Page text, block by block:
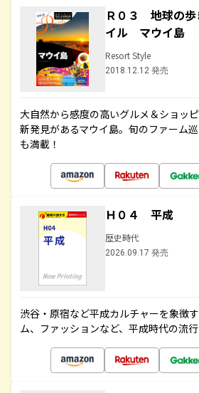
Ｒ０３ 地球の
イル マウイ島
Resort Style
2018.12.12 発売
大自然から感度の高いグルメ＆ショッ
新発見があるマウイ島。旬のファーム
も満載！
Ｈ０４ 平成
歴史時代
2026.09.17 発売
渋谷・原宿など平成カルチャーを象徴
ム、ファッションなど、平成時代の流